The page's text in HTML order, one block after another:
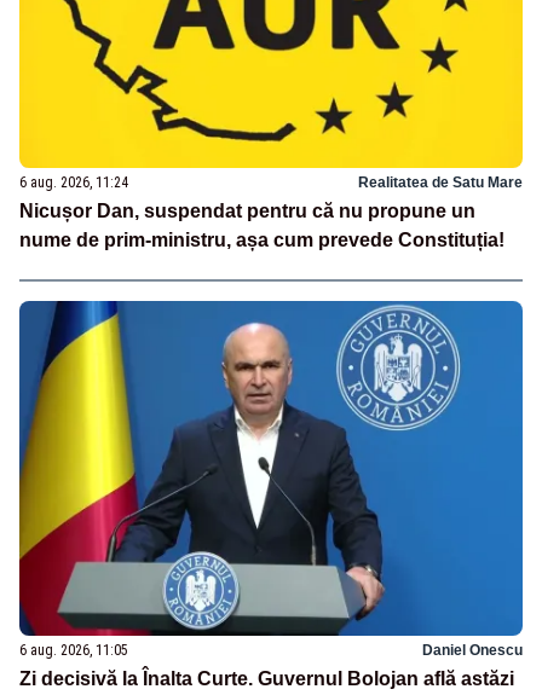
6 aug. 2026, 11:24 Realitatea de Satu Mare
Nicușor Dan, suspendat pentru că nu propune un
nume de prim-ministru, așa cum prevede Constituția!
6 aug. 2026, 11:05 Daniel Onescu
Zi decisivă la Înalta Curte. Guvernul Bolojan află astăzi